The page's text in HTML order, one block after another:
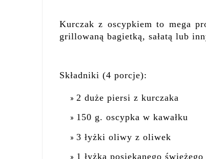
Kurczak z oscypkiem to mega
grillowaną bagietką, sałatą lub
Składniki (4 porcje):
2 duże piersi z kurczaka
150 g. oscypka w kawałku
3 łyżki oliwy z oliwek
1 łyżka posiekanego